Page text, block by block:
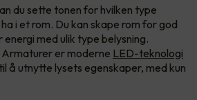
du sette tonen for hvilken type
i et rom. Du kan skape rom for god
med ulik type belysning.
Armaturer er moderne LED-teknologi
å utnytte lysets egenskaper, med kun